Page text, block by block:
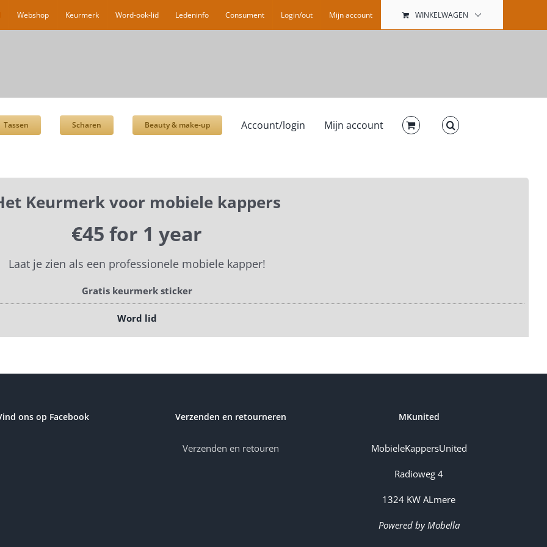
Webshop Keurmerk Word-ook-lid Ledeninfo Consument Login/out Mijn account WINKELWAGEN
Tassen Scharen Beauty & make-up Account/login Mijn account
Keurmerk voor mobiele kappers
€45 for 1 year
Laat je zien als een professionele mobiele kapper!
Gratis keurmerk sticker
Word lid
ons op Facebook Verzenden en retourneren
Verzenden en retouren
MKunited
MobieleKappersUnited
Radioweg 4
1324 KW ALmere
Powered by Mobella